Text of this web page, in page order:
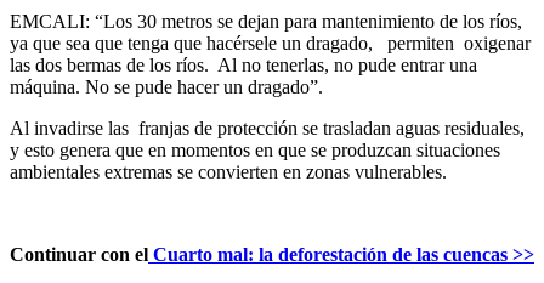
EMCALI: “Los 30 metros se dejan para mantenimiento de los ríos,
ya que sea que tenga que hacérsele un dragado, permiten oxigenar
las dos bermas de los ríos. Al no tenerlas, no pude entrar una
máquina. No se pude hacer un dragado”.
Al invadirse las franjas de protección se trasladan aguas residuales,
y esto genera que en momentos en que se produzcan situaciones
ambientales extremas se convierten en zonas vulnerables.
Continuar con el Cuarto mal: la deforestación de las cuencas >>